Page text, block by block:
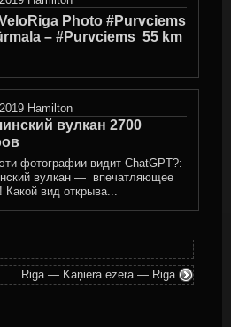
Photo #Purvciems
– #Purvciems ‍ 55 km
Hamilton
вулкан 2700
фотографии видит ChatGPT?:
вулкан — впечатляющее
Какой вид открыва...
Riga — Kaņiera ezera — Riga